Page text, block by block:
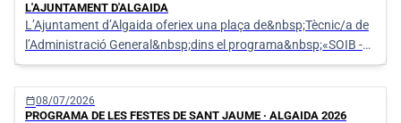
L'AJUNTAMENT D'ALGAIDA
L’Ajuntament d’Algaida oferiex una plaça de&nbsp;Tècnic/a de
l’Administració General&nbsp;dins el programa&nbsp;«SOIB -
Oportunitats d’Ocupació per a Persones Joves Qualifi
calendar_today08/07/2026
PROGRAMA DE LES FESTES DE SANT JAUME · ALGAIDA 2026